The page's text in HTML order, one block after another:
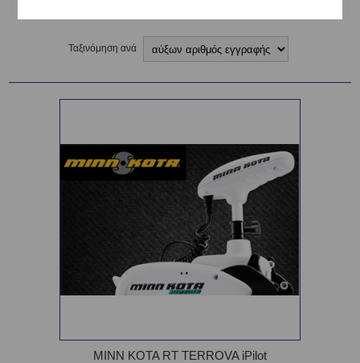
Ταξινόμηση ανά
MINN KOTA RT TERROVA iPilot